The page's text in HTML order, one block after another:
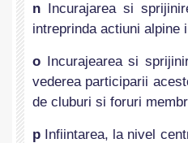
n Incurajarea si
intreprinda actiuni alpine
o Incurajearea si
vederea participarii
de cluburi si foruri
p Infiintarea, la nivel